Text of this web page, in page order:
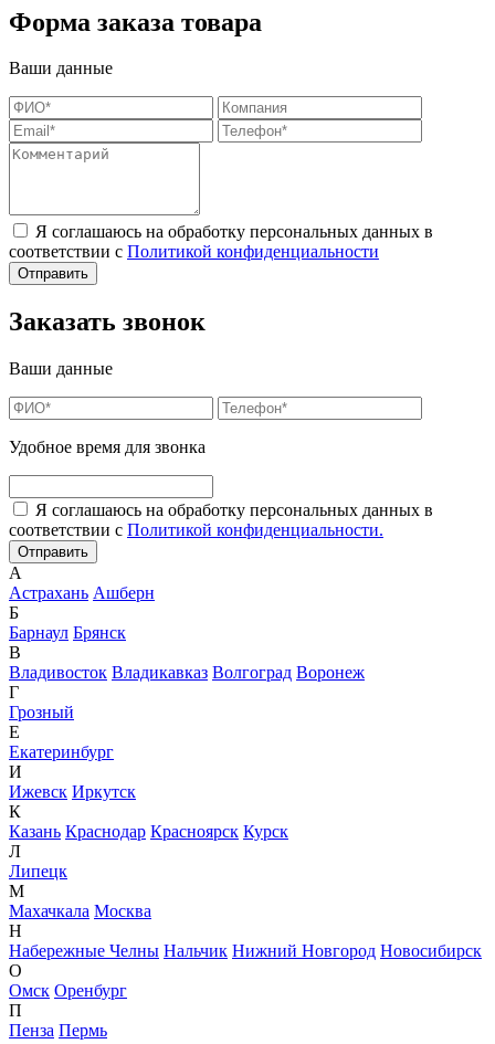
Форма заказа товара
Ваши данные
Я соглашаюсь на обработку персональных данных в
соответствии с Политикой конфиденциальности
Заказать звонок
Ваши данные
Удобное время для звонка
Я соглашаюсь на обработку персональных данных в
соответствии с Политикой конфиденциальности.
А
Астрахань Ашберн
Б
Барнаул Брянск
В
Владивосток Владикавказ Волгоград Воронеж
Г
Грозный
Е
Екатеринбург
И
Ижевск Иркутск
К
Казань Краснодар Красноярск Курск
Л
Липецк
М
Махачкала Москва
Н
Набережные Челны Нальчик Нижний Новгород Новосибирск
О
Омск Оренбург
П
Пенза Пермь